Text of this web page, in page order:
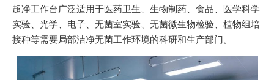
超净工作台广泛适用于医药卫生、生物制药、食品、医学科学
实验、光学、电子、无菌室实验、无菌微生物检验、植物组培
接种等需要局部洁净无菌工作环境的科研和生产部门。